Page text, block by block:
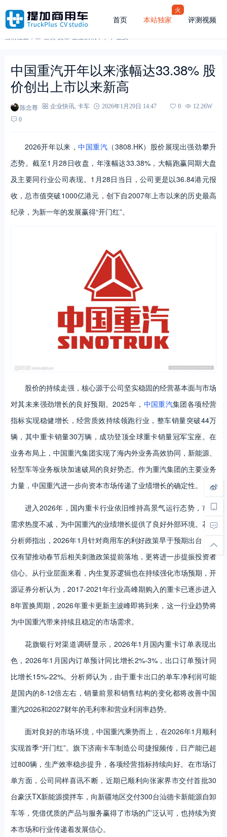
首页 本站独家
火
评测视频
中国重汽开年以来涨幅达33.38% 股
价创出上市以来新高
陈念尊 企业快讯, 卡车 2026年1月29日 14:47 0
12.26W
0
2026开年以来，中国重汽 （3808.HK）股价展现出强劲攀升
态势。截至1月28日收盘，年涨幅达33.38%，大幅跑赢同期大盘
及主要同行业公司表现。1月28日当日，公司更是以36.84港元报
收，总市值突破1000亿港元，创下自2007年上市以来的历史最高
纪录，为新一年的发展赢得“开门红”。
股价的持续走强，核心源于公司坚实稳固的经营基本面与市场
对其未来强劲增长的良好预期。2025年， 中国重汽集团各项经营
指标实现稳健增长，经营质效持续领跑行业，整车销量突破44万
辆，其中重卡销量30万辆，成功登顶全球重卡销量冠军宝座。在
业务布局上，中国重汽集团实现了海内外业务高效协同，新能源、
轻型车等业务板块加速破局的良好势态。作为重汽集团的主要业务
力量，中国重汽进一步向资本市场传递了业绩增长的确定性。
进入2026年，国内重卡行业依旧维持高景气运行态势，市场
需求热度不减，为中国重汽的业绩增长提供了良好外部环境。花旗
分析师指出，2026年1月针对商用车的利好政策早于预期出台，不
仅有望推动春节后相关刺激政策提前落地，更将进一步提振投资者
信心。从行业层面来看，内生复苏逻辑也在持续强化市场预期，开
源证券分析认为，2017-2021年行业高峰期购入的重卡已逐步进入
8年置换周期，2026年重卡更新主波峰即将到来，这一行业趋势将
为中国重汽带来持续且稳定的市场需求。
花旗银行对渠道调研显示，2026年1月国内重卡订单表现出
色，2026年1月国内订单预计同比增长2%-3%，出口订单预计同
比增长15%-22%。分析师认为，由于重卡出口的单车净利润可能
是国内的8-12倍左右，销量前景和销售结构的变化都将改善中国
重汽2026和2027财年的毛利率和营业利润率趋势。
面对良好的市场环境，中国重汽乘势而上，在2026年1月顺利
实现首季“开门红”。旗下济南卡车制造公司捷报频传，日产能已超
过800辆，生产效率稳步提升，各项经营指标持续向好。在市场订
单方面，公司同样喜讯不断，近期已顺利向张家界市交付首批30
台豪沃TX新能源搅拌车，向新疆地区交付300台汕德卡新能源自卸
车等，凭借优质的产品与服务赢得了市场的广泛认可，也持续为资
本市场和行业传递着发展信心。